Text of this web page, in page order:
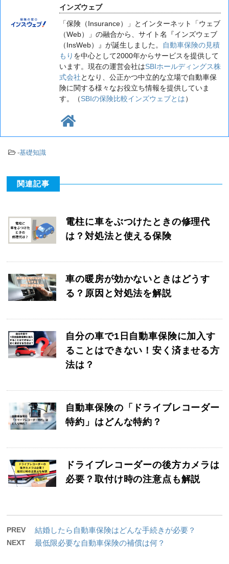
インズウェブ
「保険（Insurance）」とインターネット「ウェブ
（Web）」の融合から、サイト名『インズウェブ
（InsWeb）』が誕生しました。
自動車保険の見積
もり を中心として2000年からサービスを提供して
います。現在の運営会社はSBIホールディングス株
式会社となり、公正かつ中立的な立場で自動車保
険に関する様々なお役立ち情報を提供していま
す。（SBIの保険比較インズウェブとは）
-基礎知識
関連記事
電柱に車をぶつけたときの修理代
は？対処法と使える保険
車の暖房が効かないときはどうす
る？原因と対処法を解説
自分の車で1日自動車保険に加入す
ることはできない！安く済ませる方
法は？
自動車保険の「ドライブレコーダー
特約」はどんな特約？
ドライブレコーダーの後方カメラは
必要？取付け時の注意点も解説
PREV 結婚したら自動車保険はどんな手続きが必要？
NEXT 最低限必要な自動車保険の補償は何？